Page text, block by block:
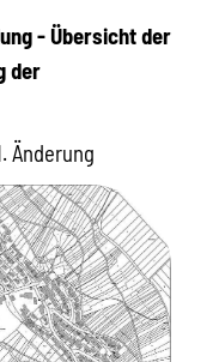
- Übersicht der
der
Änderung